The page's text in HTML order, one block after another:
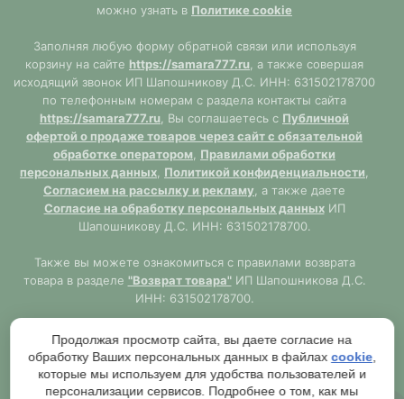
можно узнать в Политике cookie
Заполняя любую форму обратной связи или используя
корзину на сайте https://samara777.ru , а также совершая
исходящий звонок ИП Шапошникову Д.С. ИНН: 631502178700
по телефонным номерам с раздела контакты сайта
https://samara777.ru , Вы соглашаетесь с Публичной
офертой о продаже товаров через сайт с обязательной
обработке оператором
Правилами обработки
персональных данных Политикой конфиденциальности
Согласием на рассылку и рекламу , а также даете
Согласие на обработку персональных данныхИП
Шапошникову Д.С. ИНН: 631502178700.
Также вы можете ознакомиться с правилами возврата
товара в разделе "Возврат товара"ИП Шапошникова Д.С.
ИНН: 631502178700.
https://samara777.ru
не является публичной офертой,
ВСЯ информация размещена в ознакомительных целях.
Согласно правилам описанным в разделе"Публичная
оферта"публичная оферта используется только при
Продолжая просмотр сайта, вы даете согласие на
обработку Ваших персональных данных в файлах cookie
которые мы используем для удобства пользователей и
персонализации сервисов. Подробнее о том, как мы